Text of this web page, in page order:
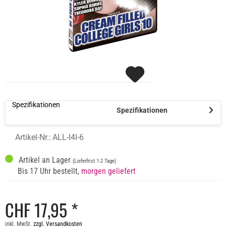
Spezifikationen
Spezifikationen
Artikel-Nr.: ALL-I4I-6
Artikel an Lager (Lieferfrist 1-2 Tage)
Bis 17 Uhr bestellt, morgen geliefert
CHF 17,95 *
inkl. MwSt. zzgl. Versandkosten